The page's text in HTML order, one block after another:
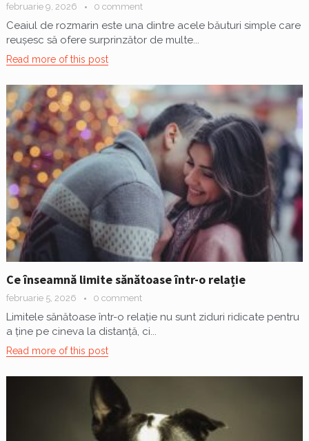
februarie 9, 2026 0 comment
Ceaiul de rozmarin este una dintre acele băuturi simple care
reușesc să ofere surprinzător de multe...
Read more of this post
Ce înseamnă limite sănătoase într-o relație
februarie 5, 2026 0 comment
Limitele sănătoase într-o relație nu sunt ziduri ridicate pentru
a ține pe cineva la distanță, ci...
Read more of this post